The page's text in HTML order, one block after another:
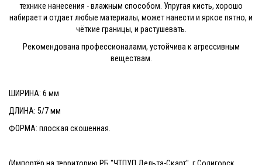
технике нанесения - влажным способом. Упругая кисть, хорошо
набирает и отдает любые материалы, может нанести и яркое пятно, и
чёткие границы, и растушевать.
Рекомендована профессионалами, устойчива к агрессивным
веществам.
ШИРИНА: 6 мм
ДЛИНА: 5/7 мм
ФОРМА: плоская скошенная.
(Импортёр на территорию РБ "ЧТПУП Дельта-Скарт", г.Солигорск,